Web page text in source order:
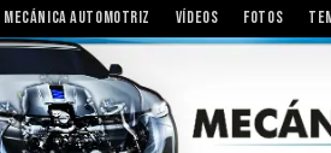
MECÁNICA AUTOMOTRIZ VÍDEOS FOTOS